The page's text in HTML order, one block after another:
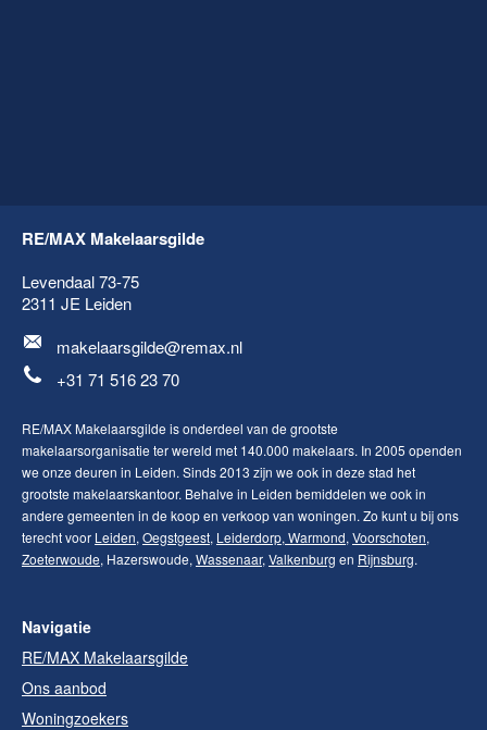
RE/MAX Makelaarsgilde
Levendaal 73-75
2311 JE Leiden
makelaarsgilde@remax.nl
+31 71 516 23 70
RE/MAX Makelaarsgilde is onderdeel van de grootste
makelaarsorganisatie ter wereld met 140.000 makelaars. In 2005 openden
we onze deuren in Leiden. Sinds 2013 zijn we ook in deze stad het
grootste makelaarskantoor. Behalve in Leiden bemiddelen we ook in
andere gemeenten in de koop en verkoop van woningen. Zo kunt u bij ons
terecht voor Leiden, Oegstgeest, Leiderdorp, Warmond, Voorschoten,
Zoeterwoude, Hazerswoude, Wassenaar, Valkenburg en Rijnsburg.
Navigatie
RE/MAX Makelaarsgilde
Ons aanbod
Woningzoekers